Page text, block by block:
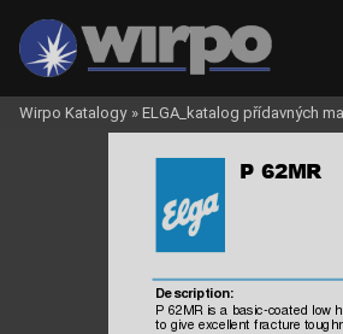

Description:
P 62MR is a basic-coated low
to give excellent fracture
Wirpo Katalogy » ELGA_katalog přídavných